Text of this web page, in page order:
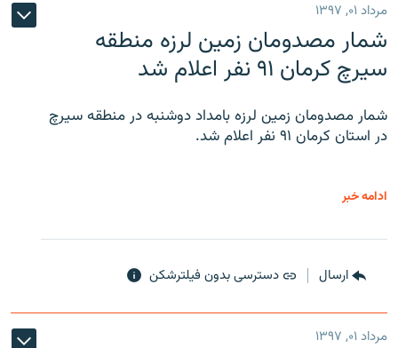
مرداد ۰۱, ۱۳۹۷
شمار مصدومان زمین لرزه منطقه
سیرچ کرمان ۹۱ نفر اعلام شد
شمار مصدومان زمین لرزه بامداد دوشنبه در منطقه سیرچ
در استان کرمان ۹۱ نفر اعلام شد.
ادامه خبر
ارسال دسترسی بدون فیلترشکن
مرداد ۰۱, ۱۳۹۷